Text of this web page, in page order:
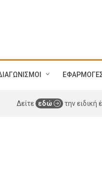
Δείτε εδώ την ειδική